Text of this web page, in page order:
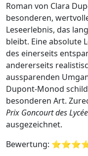
Roman von Clara
besonderen,
Leseerlebnis, das
bleibt. Eine absolute
des einerseits
andererseits
aussparenden
Dupont-Monod
besonderen Art.
Prix Goncourt des
ausgezeichnet.
Bewertung: